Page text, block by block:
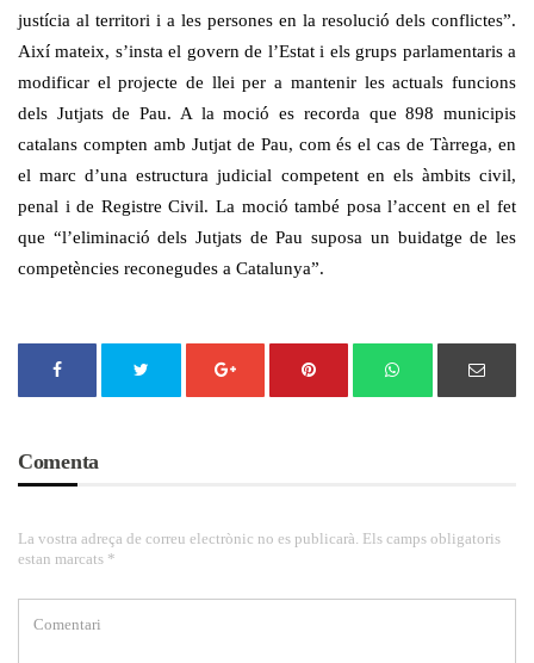
justícia al territori i a les persones en la resolució dels conflictes”.
Així mateix, s’insta el govern de l’Estat i els grups parlamentaris a
modificar el projecte de llei per a mantenir les actuals funcions
dels Jutjats de Pau. A la moció es recorda que 898 municipis
catalans compten amb Jutjat de Pau, com és el cas de Tàrrega, en
el marc d’una estructura judicial competent en els àmbits civil,
penal i de Registre Civil. La moció també posa l’accent en el fet
que “l’eliminació dels Jutjats de Pau suposa un buidatge de les
competències reconegudes a Catalunya”.
Comenta
La vostra adreça de correu electrònic no es publicarà. Els camps obligatoris
estan marcats *